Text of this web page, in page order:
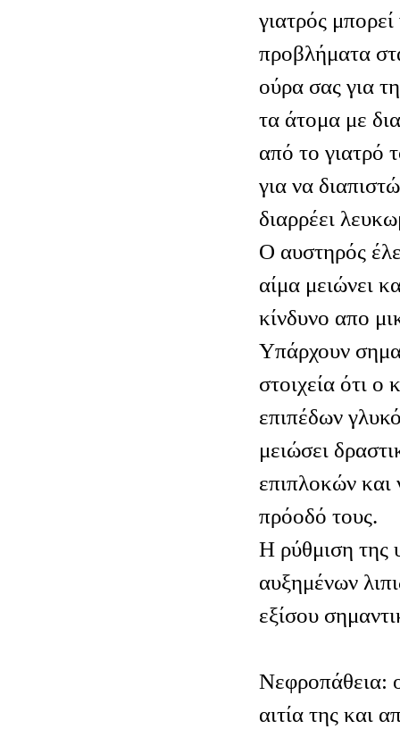
γιατρός
προβλήματα
ούρα σας για
τα άτομα με
από το γιατρό
για να
διαρρέει
Ο αυστηρός
αίμα μειώνει
κίνδυνο απο
Υπάρχουν
στοιχεία ότι ο
επιπέδων
μειώσει
επιπλοκών και
πρόοδό τους.
Η ρύθμιση της
αυξημένων
εξίσου
Νεφροπάθεια:
αιτία της και